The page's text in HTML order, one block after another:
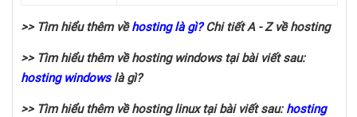
>> Tìm hiểu thêm vềhosting là gì?Chi tiết A - Z về hosting
>> Tìm hiểu thêm về hosting windows tại bài viết sau:
hosting windowslà gì?
>> Tìm hiểu thêm về hosting linux tại bài viết sau: hosting